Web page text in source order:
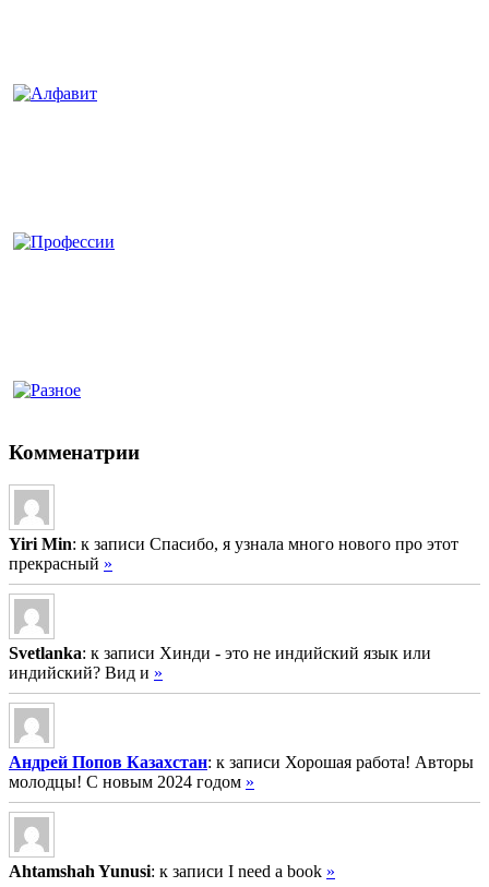
Комменатрии
Yiri Min: к записи Спасибо, я узнала много нового про этот
прекрасный »
Svetlanka: к записи Хинди - это не индийский язык или
индийский? Вид и »
Андрей Попов Казахстан: к записи Хорошая работа! Авторы
молодцы! С новым 2024 годом »
Ahtamshah Yunusi: к записи I need a book »